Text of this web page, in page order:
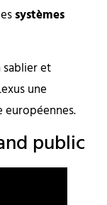
systèmes
sablier et
une
européennes.
public